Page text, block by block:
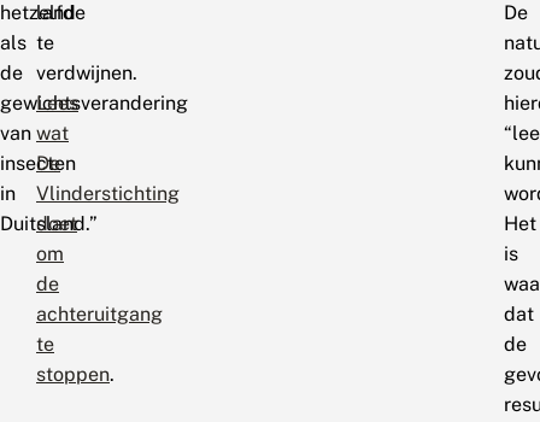
hetzelfde
als
de
gewichtsverandering
van
insecten
in
Duitsland.”
land
te
verdwijnen.
Lees
wat
De
Vlinderstichting
doet
om
de
achteruitgang
te
stoppen.
De
Het
is
dat
de